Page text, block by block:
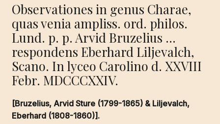
Observationes in genus Charae,
quas venia ampliss. ord. philos.
Lund. p. p. Arvid Bruzelius …
respondens Eberhard Liljevalch,
Scano. In lyceo Carolino d. XXVIII
Febr. MDCCCXXIV.
[Bruzelius, Arvid Sture (1799-1865) & Liljevalch,
Eberhard (1808-1860)].